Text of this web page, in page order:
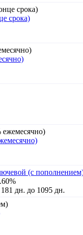
срока)
(с
181 дн. до 1095 дн.